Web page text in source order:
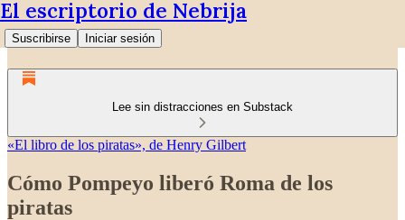
El escriptorio de Nebrija
Suscribirse Iniciar sesión
Lee sin distracciones en Substack
«El libro de los piratas», de Henry Gilbert
Cómo Pompeyo liberó Roma de los
piratas